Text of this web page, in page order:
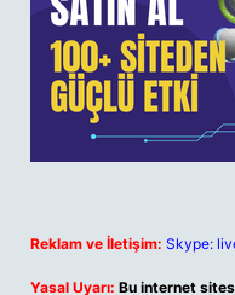
Reklam ve İletişim: Skype:
Yasal Uyarı: Bu internet